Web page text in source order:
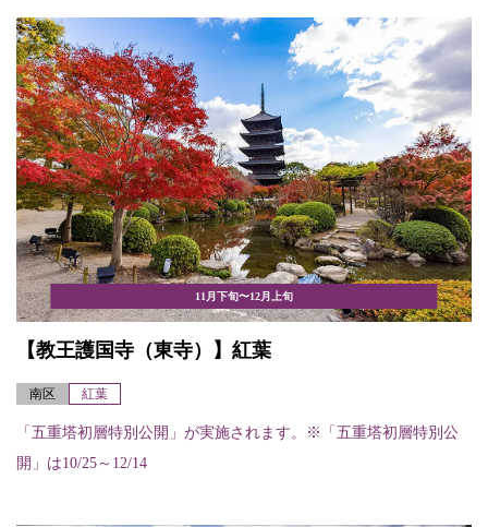
11月下旬〜12月上旬
【教王護国寺（東寺）】紅葉
南区 紅葉
「五重塔初層特別公開」が実施されます。※「五重塔初層特別公
開」は10/25～12/14